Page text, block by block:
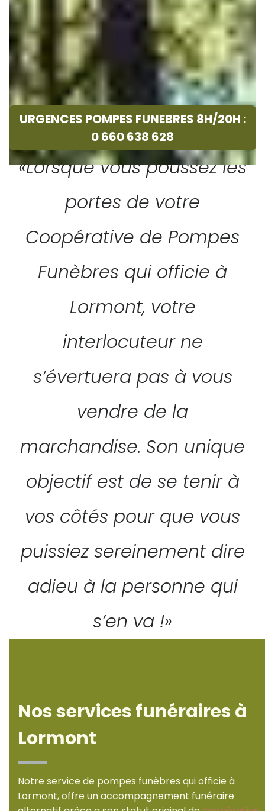
URGENCES POMPES FUNEBRES 8H/20H :
0 660 638 628
«Lorsque vous poussez les
portes de votre
Coopérative de Pompes
Funèbres qui officie à
Lormont, votre
interlocuteur ne
s’évertuera pas à vous
vendre de la
marchandise. Son unique
objectif est de se tenir à
vos côtés pour que vous
puissiez sereinement dire
adieu à la personne qui
s’en va !»
Nos services funéraires à
Lormont
Notre service de pompes funèbres qui officie à
Lormont, offre un accompagnement funéraire